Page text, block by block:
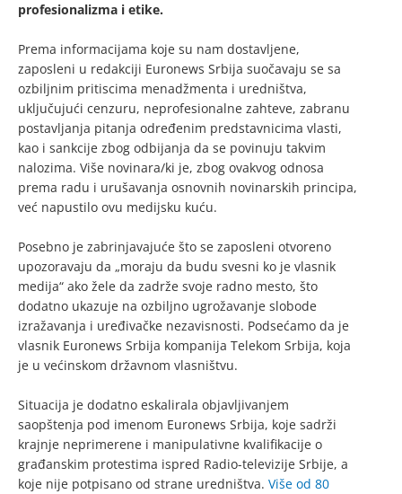
profesionalizma i etike.
Prema informacijama koje su nam dostavljene,
zaposleni u redakciji Euronews Srbija suočavaju se sa
ozbiljnim pritiscima menadžmenta i uredništva,
uključujući cenzuru, neprofesionalne zahteve, zabranu
postavljanja pitanja određenim predstavnicima vlasti,
kao i sankcije zbog odbijanja da se povinuju takvim
nalozima. Više novinara/ki je, zbog ovakvog odnosa
prema radu i urušavanja osnovnih novinarskih principa,
već napustilo ovu medijsku kuću.
Posebno je zabrinjavajuće što se zaposleni otvoreno
upozoravaju da „moraju da budu svesni ko je vlasnik
medija“ ako žele da zadrže svoje radno mesto, što
dodatno ukazuje na ozbiljno ugrožavanje slobode
izražavanja i uređivačke nezavisnosti. Podsećamo da je
vlasnik Euronews Srbija kompanija Telekom Srbija, koja
je u većinskom državnom vlasništvu.
Situacija je dodatno eskalirala objavljivanjem
saopštenja pod imenom Euronews Srbija, koje sadrži
krajnje neprimerene i manipulativne kvalifikacije o
građanskim protestima ispred Radio-televizije Srbije, a
koje nije potpisano od strane uredništva. Više od 80